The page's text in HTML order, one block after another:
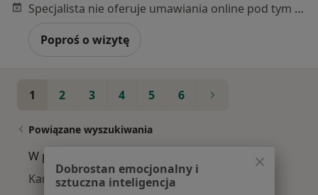
Specjalista nie oferuje umawiania online pod tym adresem.
Poproś o wizytę
1 2 3 4 5 6
Powiązane wyszukiwania
W pobliżu Gdańska
Kamica żółciowa w Gdyni
Dobrostan emocjonalny i
sztuczna inteligencja